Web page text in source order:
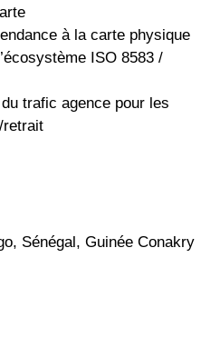
à la carte physique
ISO 8583 /
trafic agence pour les
retrait
Sénégal, Guinée Conakry